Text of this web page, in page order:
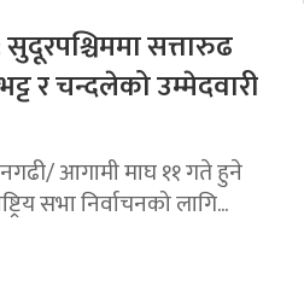
सुदूरपश्चिममा सत्तारुढ
र चन्दलेको उम्मेदवारी
आगामी माघ ११ गते हुने
सभा निर्वाचनको लागि...